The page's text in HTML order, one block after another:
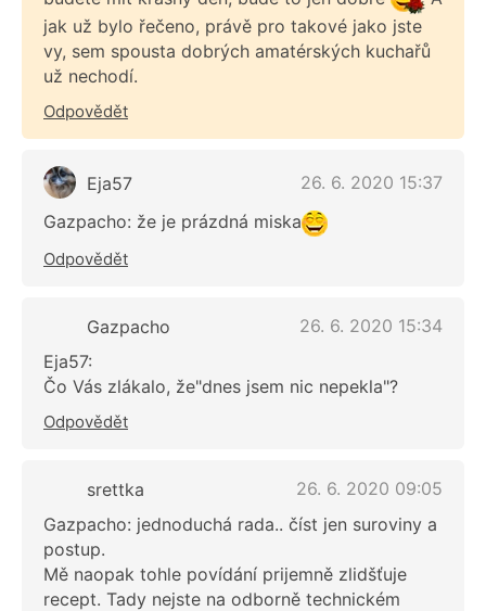
jak už bylo řečeno, právě pro takové jako jste
vy, sem spousta dobrých amatérských kuchařů
už nechodí.
Odpovědět
Eja57
26. 6. 2020 15:37
Gazpacho: že je prázdná miska
Odpovědět
Gazpacho
26. 6. 2020 15:34
Eja57:
Čo Vás zlákalo, že"dnes jsem nic nepekla"?
Odpovědět
srettka
26. 6. 2020 09:05
Gazpacho: jednoduchá rada.. číst jen suroviny a
postup.
Mě naopak tohle povídání prijemně zlidšťuje
recept. Tady nejste na odborně technickém